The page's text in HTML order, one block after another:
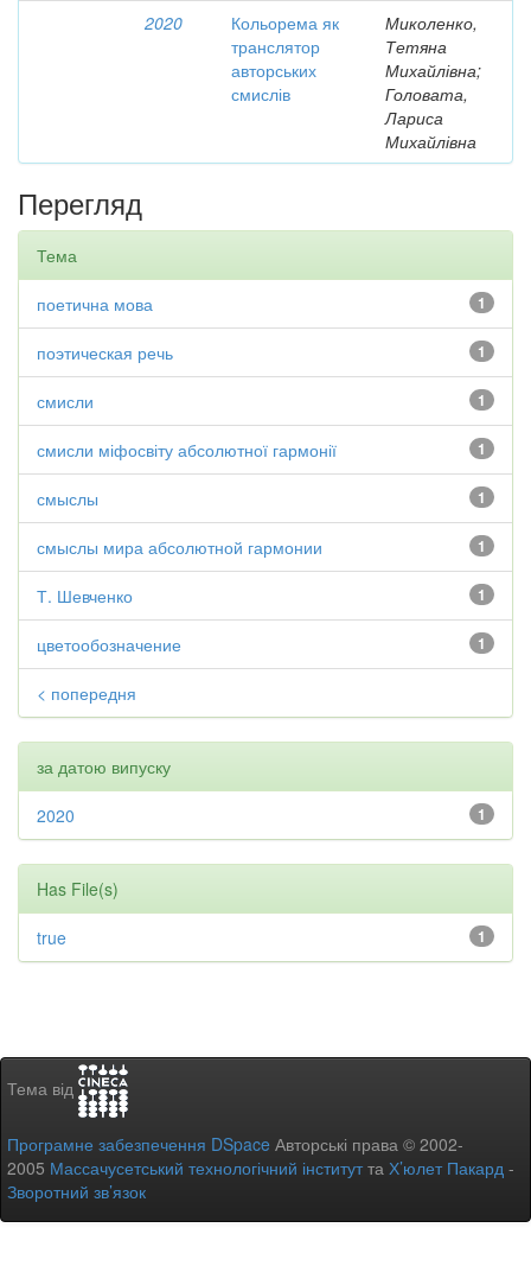
2020
Кольорема як
транслятор
авторських
смислів
Миколенко,
Тетяна
Михайлівна;
Головата,
Лариса
Михайлівна
Перегляд
Тема
1
поетична мова
1
поэтическая речь
1
смисли
1
смисли міфосвіту абсолютної гармонії
1
смыслы
1
смыслы мира абсолютной гармонии
1
Т. Шевченко
1
цветообозначение
< попередня
за датою випуску
1
2020
Has File(s)
1
true
Тема від
Програмне забезпечення DSpace Авторські права © 2002-
2005 Массачусетський технологічний інститутта Х’юлет Пакард -
Зворотний зв’язок